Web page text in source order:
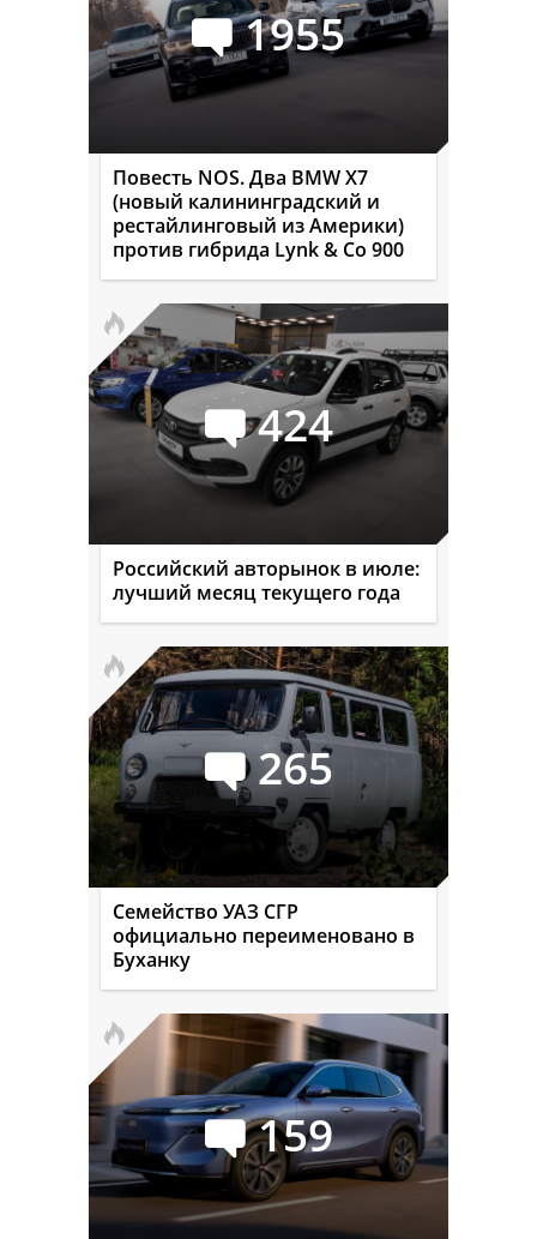
1955
Повесть NOS. Два BMW X7
(новый калининградский и
рестайлинговый из Америки)
против гибрида Lynk & Co 900
424
Российский авторынок в июле:
лучший месяц текущего года
265
Семейство УАЗ СГР
официально переименовано в
Буханку
159